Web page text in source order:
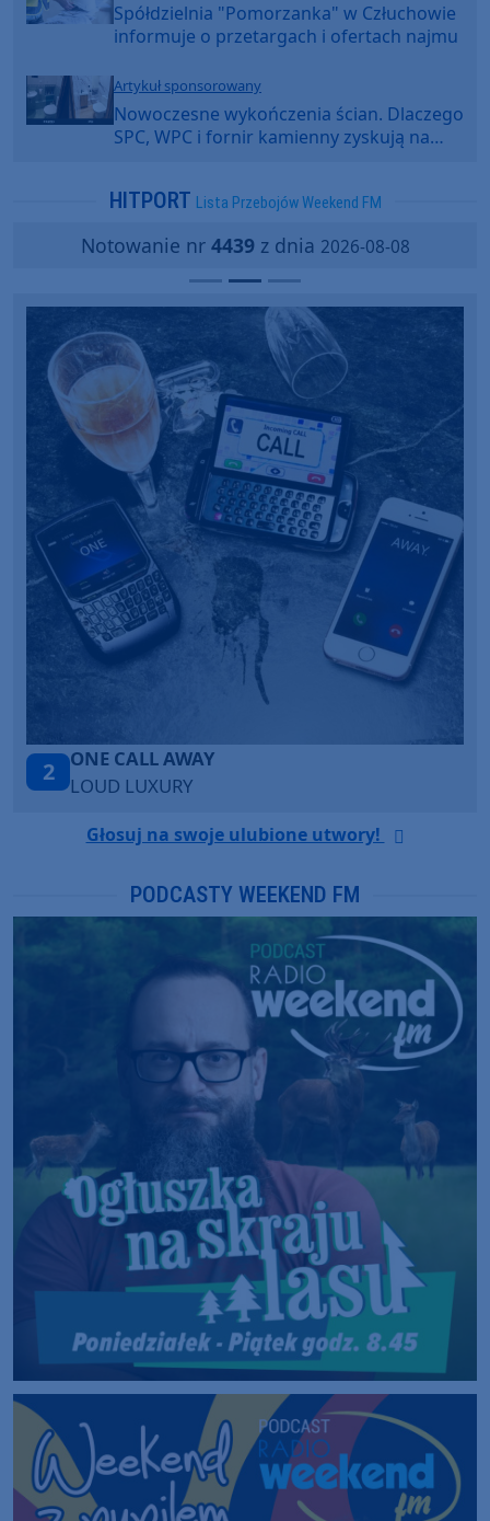
Spółdzielnia "Pomorzanka" w Człuchowie
informuje o przetargach i ofertach najmu
Artykuł sponsorowany
Nowoczesne wykończenia ścian. Dlaczego
SPC, WPC i fornir kamienny zyskują na
HITPORT Lista Przebojów Weekend FM
Notowanie nr 4439z dnia 2026-08-08
3
Talk To You
ANOTR ft. 54 Ultra
Głosuj na swoje ulubione utwory!
PODCASTY WEEKEND FM